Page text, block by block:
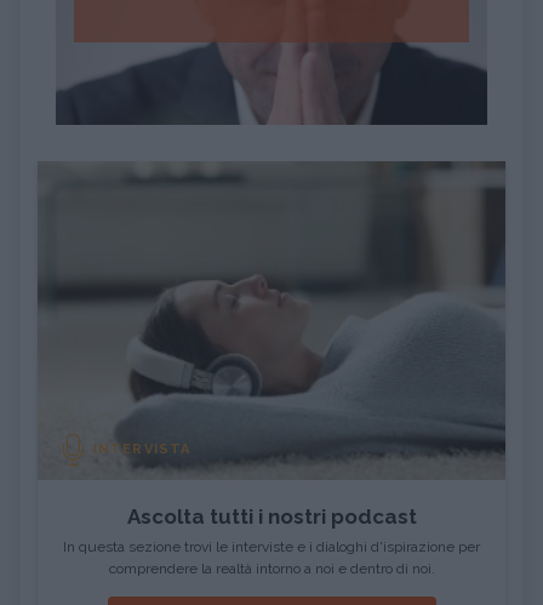
INTERVISTA
Ascolta tutti i nostri podcast
In questa sezione trovi le interviste e i dialoghi d'ispirazione per
comprendere la realtà intorno a noi e dentro di noi.